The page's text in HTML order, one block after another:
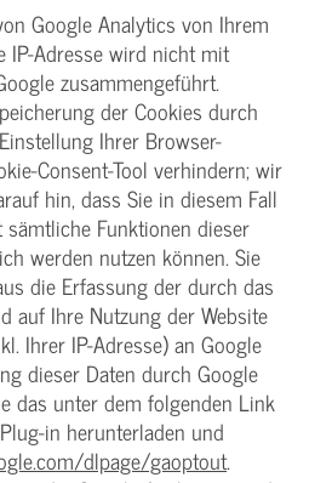
Google Analytics von Ihrem
IP-Adresse wird nicht mit
zusammengeführt.
der Cookies durch
Ihrer Browser-
Consent-Tool verhindern; wir
hin, dass Sie in diesem Fall
Funktionen dieser
werden nutzen können. Sie
die Erfassung der durch das
auf Ihre Nutzung der Website
Ihrer IP-Adresse) an Google
dieser Daten durch Google
das unter dem folgenden Link
in herunterladen und
dlpage/gaoptout.